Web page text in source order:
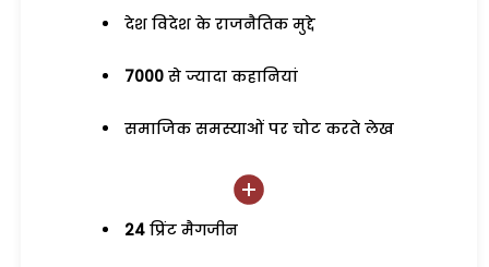
देश विदेश के राजनैतिक मुद्दे
7000 से ज्यादा कहानियां
समाजिक समस्याओं पर चोट करते लेख
24 प्रिंट मैगजीन